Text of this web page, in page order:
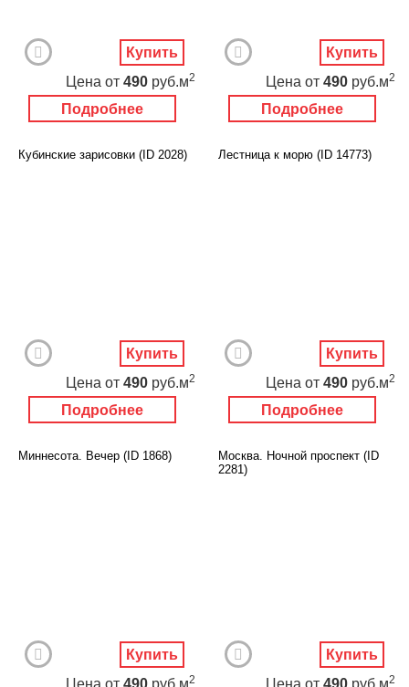
Подробнее
Цена от 490 руб.м2
Купить
Подробнее
Цена от 490 руб.м2
Купить
Кубинские зарисовки (ID 2028)
Подробнее
Цена от 490 руб.м2
Купить
Лестница к морю (ID 14773)
Подробнее
Цена от 490 руб.м2
Купить
Миннесота. Вечер (ID 1868)
Цена от 490 руб.м2
Купить
Москва. Ночной проспект (ID
2281)
Цена от 490 руб.м2
Купить